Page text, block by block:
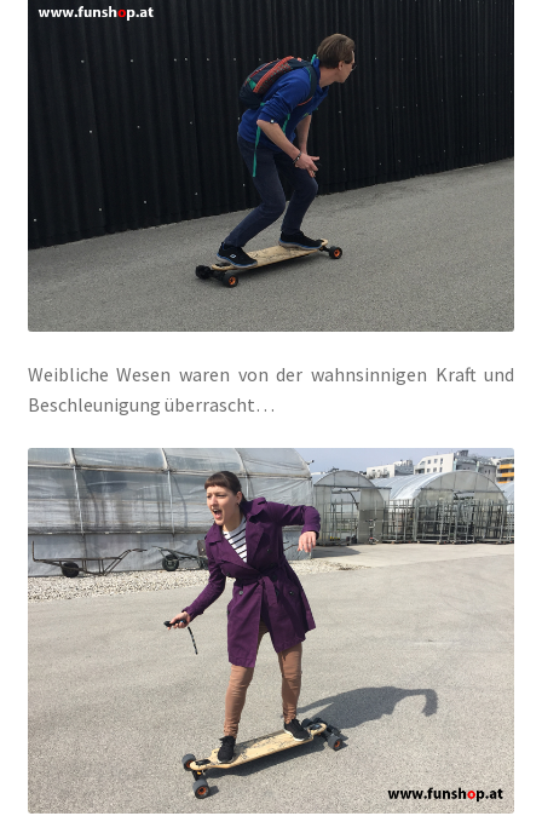
Weibliche Wesen waren von der wahnsinnigen Kraft und
Beschleunigung überrascht…